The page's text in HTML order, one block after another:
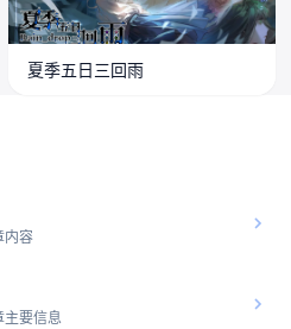
夏季五日三回雨
内容
要信息